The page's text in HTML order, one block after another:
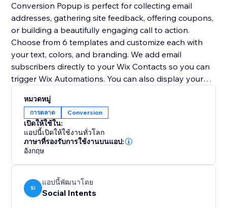
Conversion Popup is perfect for collecting email
addresses, gathering site feedback, offering coupons,
or building a beautifully engaging call to action.
Choose from 6 templates and customize each with
your text, colors, and branding. We add email
subscribers directly to your Wix Contacts so you can
trigger Wix Automations. You can also display your
screen overlay.
Get started for FREE now!
หมวดหมู่
การตลาด Conversion
เปิดให้ใช้ใน:
แอปนี้เปิดให้ใช้งานทั่วโลก
ภาษาที่รองรับการใช้งานบนแอป:
อังกฤษ
SI
แอปนี้พัฒนาโดย
Social Intents